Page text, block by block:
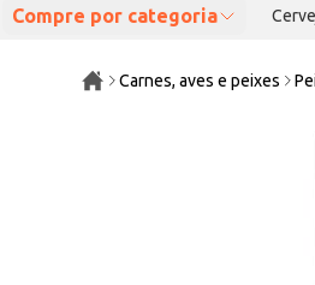
Compre por categoria
Carnes, aves e peixes